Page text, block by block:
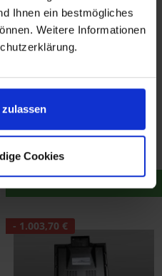
Ihnen ein bestmögliches
Weitere Informationen
Cookies
Leistungssteigerung für
BMW 4er F32/F33 435i
435i xDrive
4.063,01 €
2.843,30 €
- 1.003,70 €